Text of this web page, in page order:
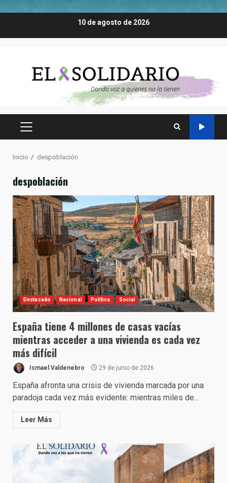
10 de agosto de 2026
MENÚ
Inicio despoblación
despoblación
Destacado Nacional Política Social
España tiene 4 millones de casas vacías
mientras acceder a una vivienda es cada vez
más difícil
Ismael Valdenebro 29 de junio de 2026
España afronta una crisis de vivienda marcada por una
paradoja cada vez más evidente: mientras miles de...
Leer Más